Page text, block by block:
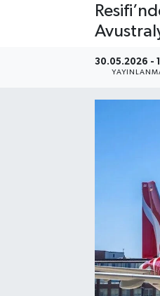
30.05.2026 -